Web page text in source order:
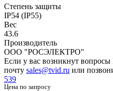
Степень защиты
IP54 (IP55)
Вес
43.6
Производитель
ООО "РОСЭЛЕКТРО"
Если у вас возникнут
почту sales@tvid.ru или
539
Цена по запросу